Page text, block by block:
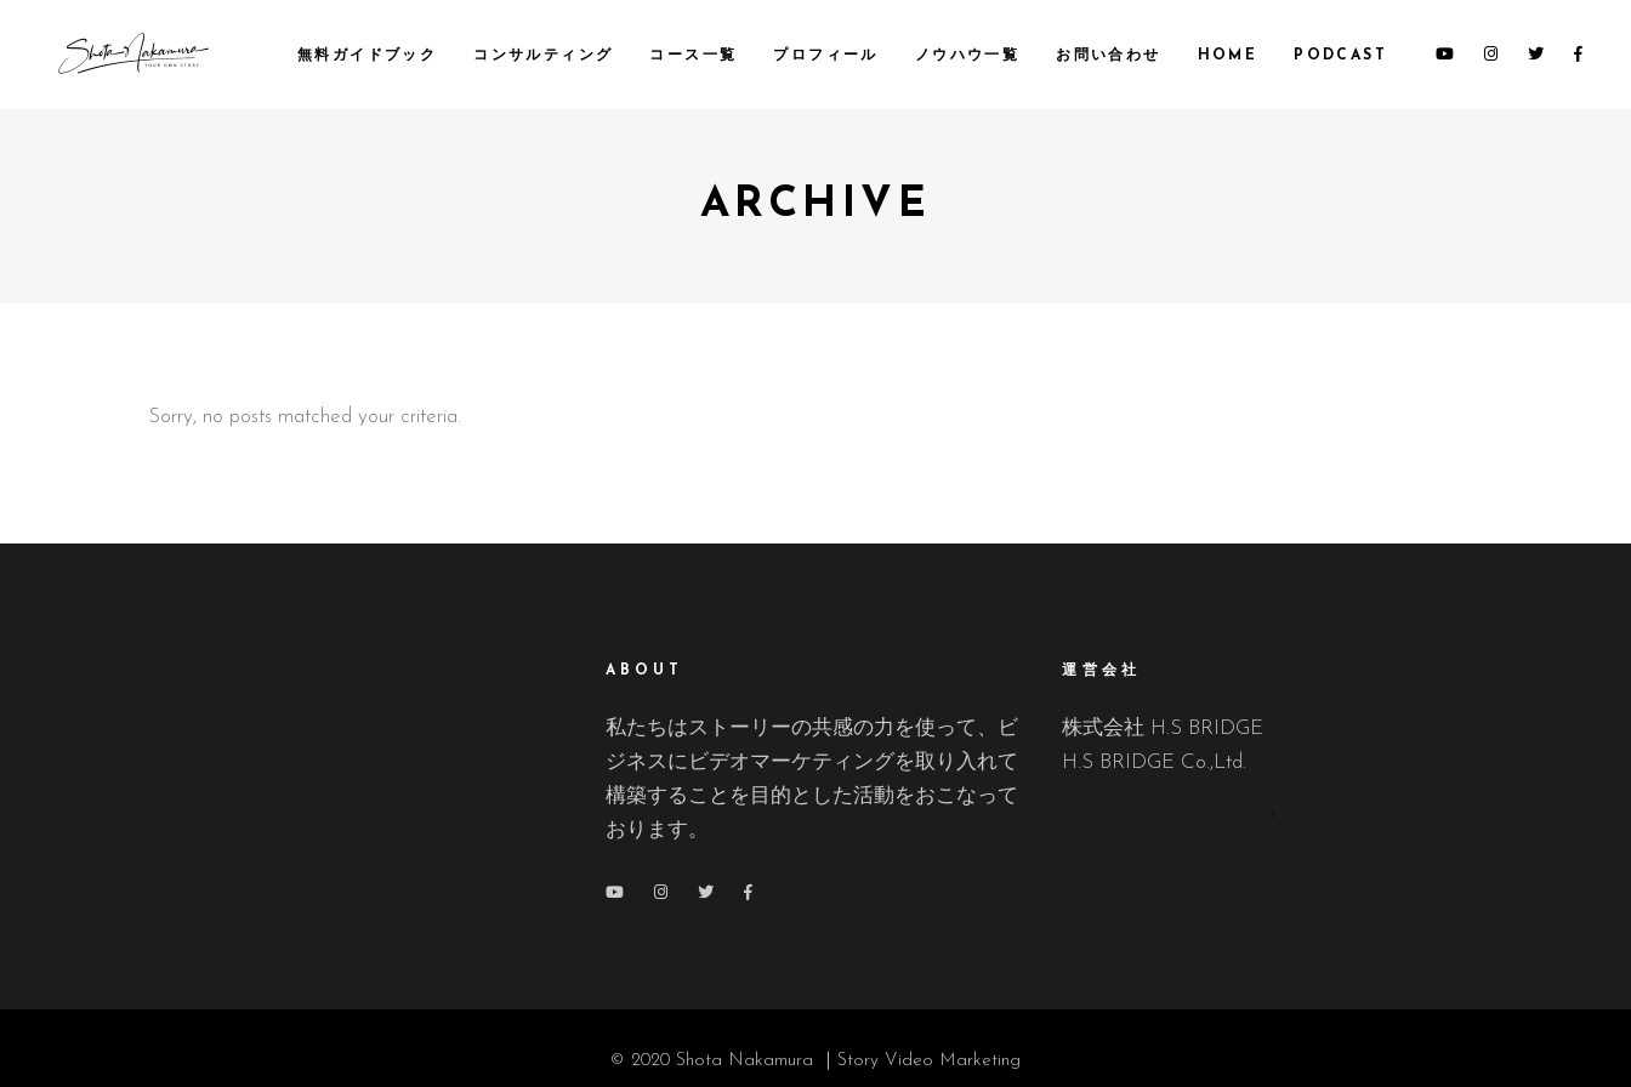
無料ガイドブック コンサルティング コース一覧 プロフィール ノウハウ一覧 お問い合わせ HOME PODCAST
ARCHIVE
Sorry, no posts matched your criteria.
ABOUT
私たちはストーリーの共感の力を使って、ビ
ジネスにビデオマーケティングを取り入れて
構築することを目的とした活動をおこなって
おります。
運営会社
株式会社 H.S BRIDGE
H.S BRIDGE Co.,Ltd.
© 2020 Shota Nakamura ｜Story Video Marketing